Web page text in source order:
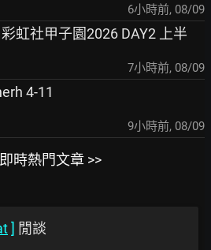
6小時前, 08/09
虹社甲子園2026 DAY2 上半
7小時前, 08/09
4-11
9小時前, 08/09
時熱門文章 >>
] 閒談